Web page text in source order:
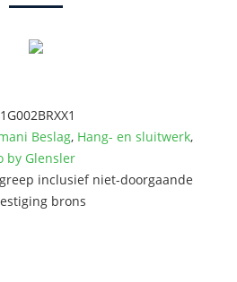
Beslag, Hang- en sluitwerk,
by Glensler
inclusief niet-doorgaande
brons